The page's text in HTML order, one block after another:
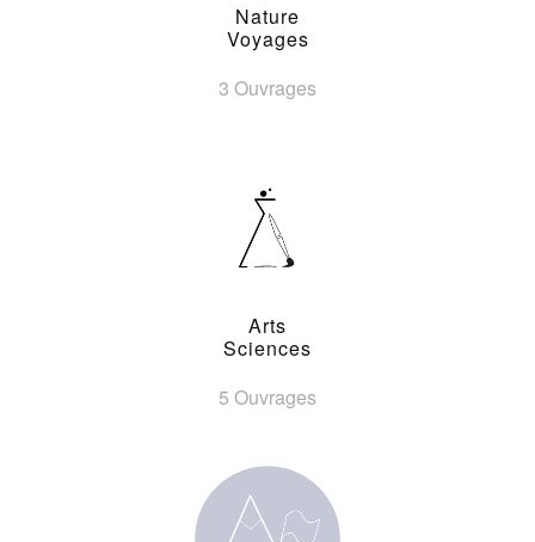
Nature
Voyages
3 Ouvrages
Arts
Sciences
5 Ouvrages